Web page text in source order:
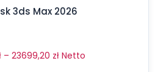
3ds Max 2026
– 23699,20 zł Netto